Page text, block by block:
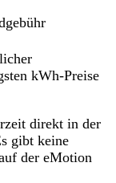
kWh-Preise
direkt in der
gibt keine
der eMotion